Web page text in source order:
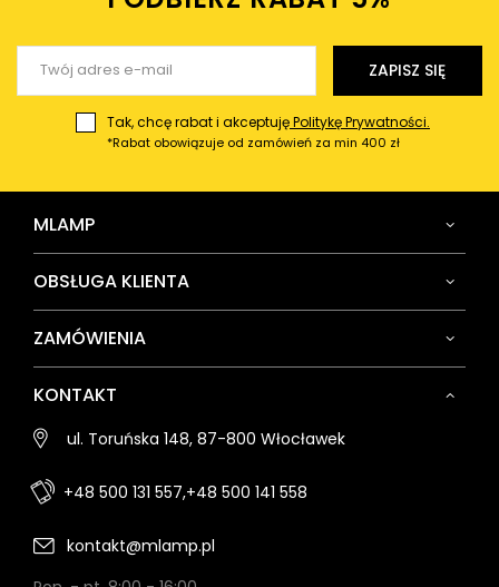
ZAPISZ SIĘ
Tak, chcę rabat i akceptujęPolitykę Prywatności.
*Rabat obowiązuje od zamówień za min 400 zł
MLAMP
OBSŁUGA KLIENTA
ZAMÓWIENIA
KONTAKT
ul. Toruńska 148, 87-800 Włocławek
+48 500 131 557,+48 500 141 558
kontakt@mlamp.pl